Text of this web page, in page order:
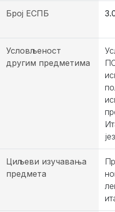
Број ЕСПБ
Условљеност
другим предметима
Циљеви изучавања
предмета